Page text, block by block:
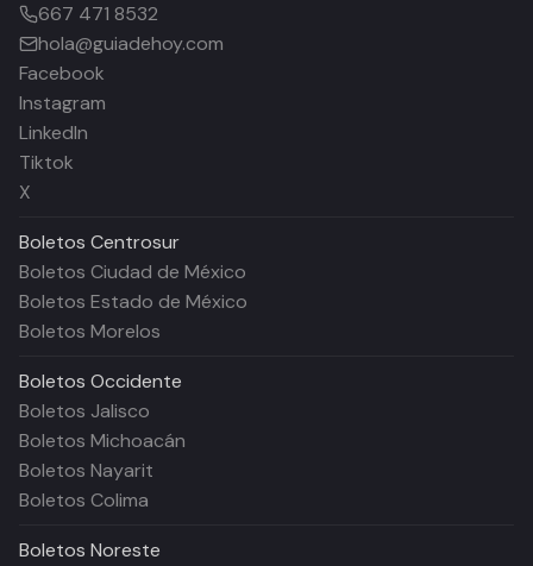
667 471 8532
hola@guiadehoy.com
Facebook
Instagram
LinkedIn
Tiktok
X
Boletos Centrosur
Boletos Ciudad de México
Boletos Estado de México
Boletos Morelos
Boletos Occidente
Boletos Jalisco
Boletos Michoacán
Boletos Nayarit
Boletos Colima
Boletos Noreste